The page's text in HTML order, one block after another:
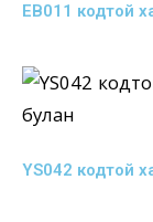
EB011 кодтой
YS042 кодтой